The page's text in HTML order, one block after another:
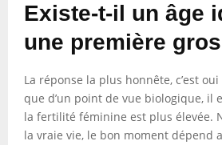
Existe-t-il un âge
une première
La réponse la plus honnête, c’est
que d’un point de vue biologique, il
la fertilité féminine est plus élevée.
la vraie vie, le bon moment dépend